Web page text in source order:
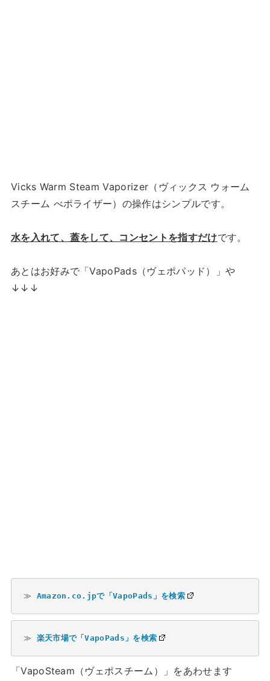
Vicks Warm Steam Vaporizer（ヴィックス ウォーム
スチーム べポライザー）の操作はシンプルです。
水を入れて、蓋をして、コンセントを指すだけです。
あとはお好みで「VapoPads（ヴェポパッド）」や
↓↓↓
≫ Amazon.co.jpで「VapoPads」を検索
≫ 楽天市場で「VapoPads」を検索
「VapoSteam（ヴェポスチーム）」をあわせます